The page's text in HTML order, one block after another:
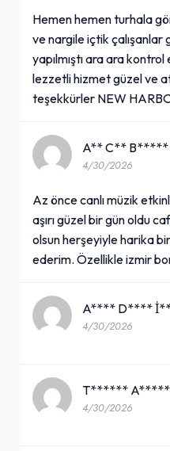
Hemen hemen turhala
ve nargile içtik çalışanlar
yapılmıştı ara ara
lezzetli hizmet güzel ve
teşekkürler NEW
A** C** B*****
4/30/2026
Az önce canlı müzik
aşırı güzel bir gün oldu
olsun herşeyiyle harika
ederim. Özellikle izmir
A**** D****
4/30/2026
T******
4/30/2026